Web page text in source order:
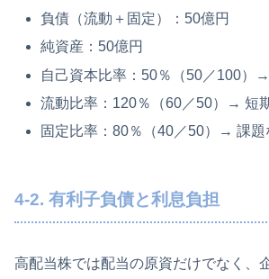
負債（流動＋固定）：50億円
純資産：50億円
自己資本比率：50％（50／100）
流動比率：120％（60／50）→ 短
固定比率：80％（40／50）→ 課題
4-2. 有利子負債と利息負担
高配当株では配当の原資だけでなく、